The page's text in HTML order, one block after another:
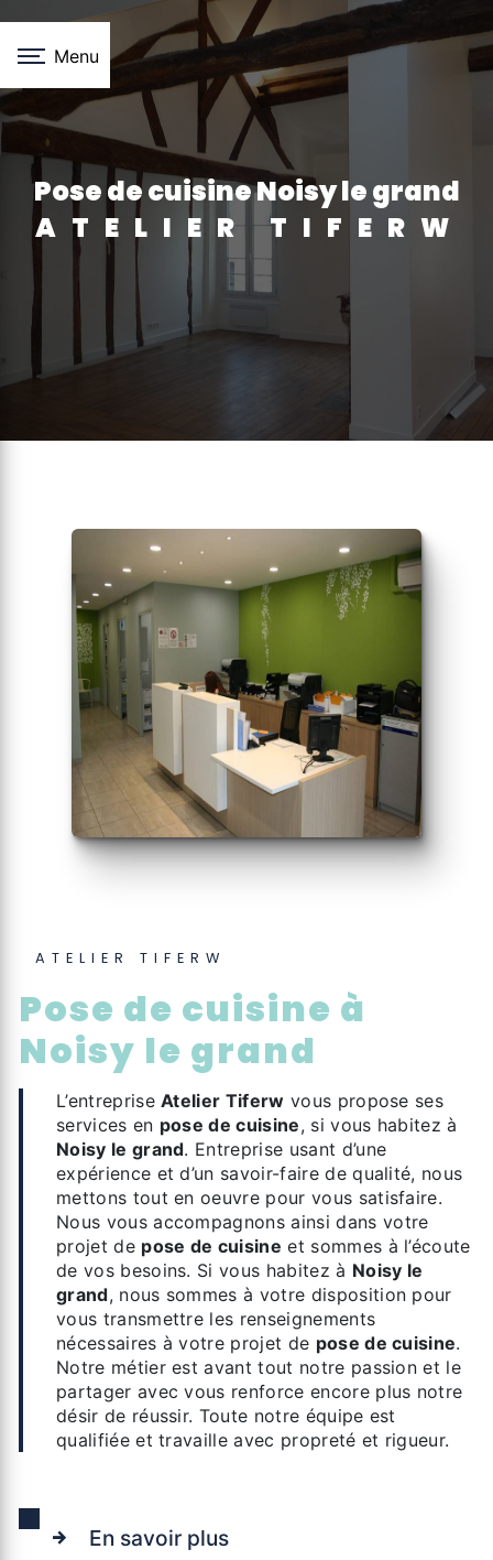
Menu
pose de cuisine Noisy le grand
ATELIER TIFERW
ATELIER TIFERW
pose de cuisine à
Noisy le grand
L’entrepriseAtelier Tiferw vous propose ses
services en pose de cuisine, si vous habitez à
Noisy le grand. Entreprise usant d’une
expérience et d’un savoir-faire de qualité, nous
mettons tout en oeuvre pour vous satisfaire.
Nous vous accompagnons ainsi dans votre
projet de pose de cuisine et sommes à l’écoute
de vos besoins. Si vous habitez à Noisy le
grand, nous sommes à votre disposition pour
vous transmettre les renseignements
nécessaires à votre projet de pose de cuisine.
Notre métier est avant tout notre passion et le
partager avec vous renforce encore plus notre
désir de réussir. Toute notre équipe est
qualifiée et travaille avec propreté et rigueur.
En savoir plus
Panneau de gestion des cookies